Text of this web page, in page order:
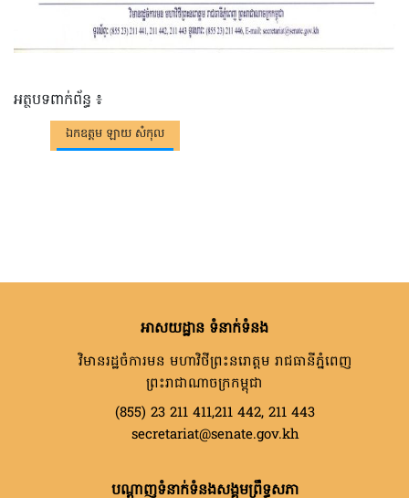
អត្ថបទពាក់ព័ន្ធ ៖
ឯកឧត្តម ឡាយ សំកុល
អាសយដ្ឋាន ទំនាក់ទំនង
វិមានរដ្ឋចំការមន មហាវិថីព្រះនរោត្តម រាជធានីភ្នំពេញ
ព្រះរាជាណាចក្រកម្ពុជា
(855) 23 211 411,211 442, 211 443
secretariat@senate.gov.kh
បណ្តាញទំនាក់ទំនងសង្គមព្រឹទ្ធសភា